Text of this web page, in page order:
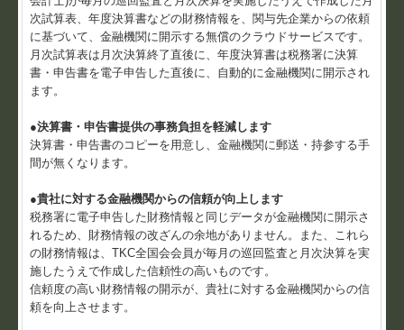
次試算表、年度決算書などの財務情報を、関与先企業からの依頼
に基づいて、金融機関に開示する無償のクラウドサービスです。
月次試算表は月次決算終了直後に、年度決算書は税務署に決算
書・申告書を電子申告した直後に、自動的に金融機関に開示され
ます。
●決算書・申告書提供の事務負担を軽減します
決算書・申告書のコピーを用意し、金融機関に郵送・持参する手
間が無くなります。
●貴社に対する金融機関からの信頼が向上します
税務署に電子申告した財務情報と同じデータが金融機関に開示さ
れるため、財務情報の改ざんの余地がありません。また、これら
の財務情報は、TKC全国会会員が毎月の巡回監査と月次決算を実
施したうえで作成した信頼性の高いものです。
信頼度の高い財務情報の開示が、貴社に対する金融機関からの信
頼を向上させます。